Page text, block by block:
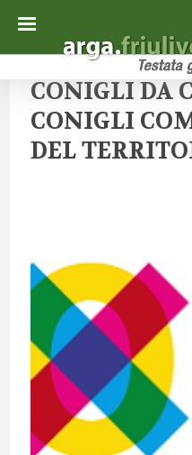
CONIGLI DA
CONIGLI
DEL